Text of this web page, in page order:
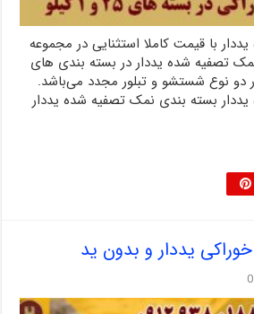
با قیمت کاملا استثنایی در مجموعه
تصفیه شده یددار در بسته بندی های
کیلویی در دو نوع شستشو و تبلور مجدد می‌باشد.
بسته بندی نمک تصفیه شده یددار
یددار و بدون ید
0